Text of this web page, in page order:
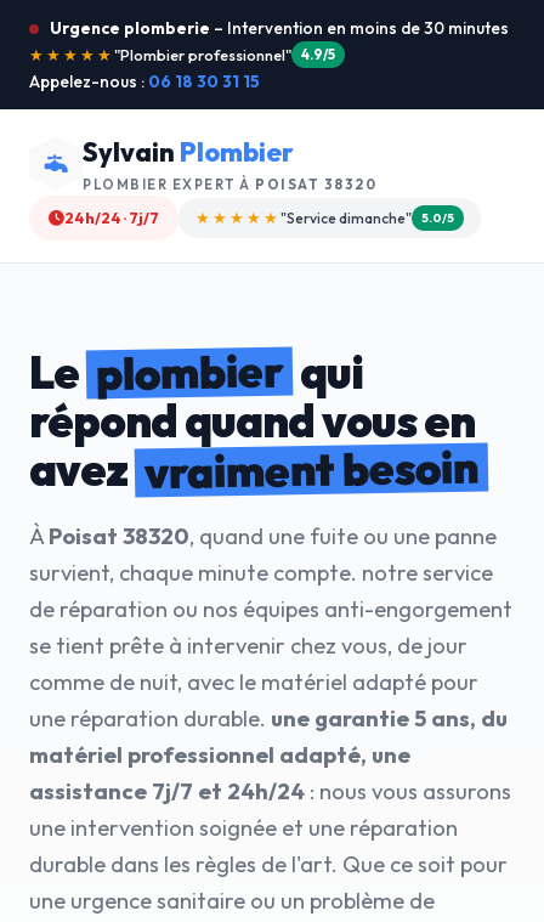
Urgence plomberie – Intervention en moins de 30 minutes
★★★★★"Dépannage en 25 min" 5.0/5
Appelez-nous : 06 18 30 31 15
Sylvain Plombier
PLOMBIER EXPERT À POISAT 38320
24h/24 · 7j/7 ★★★★★ "Plombier de confiance" 4.9/5
Leplombierqui
répond quand vous en
avezvraiment besoin
ÀPoisat 38320, quand une fuite ou une panne
survient, chaque minute compte. notre service
de réparation ou nos équipes anti-engorgement
se tient prête à intervenir chez vous, de jour
comme de nuit, avec le matériel adapté pour
une réparation durable. une garantie 5 ans, du
matériel professionnel adapté, une
assistance 7j/7 et 24h/24 : nous vous assurons
une intervention soignée et une réparation
durable dans les règles de l'art. Que ce soit pour
une urgence sanitaire ou un problème de